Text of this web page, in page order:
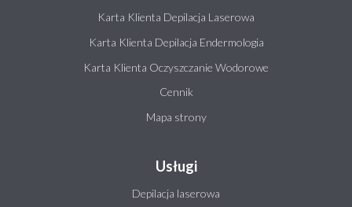
Karta Klienta Depilacja Laserowa
Karta Klienta Depilacja Endermologia
Karta Klienta Oczyszczanie Wodorowe
Cennik
Mapa strony
Usługi
Depilacja laserowa